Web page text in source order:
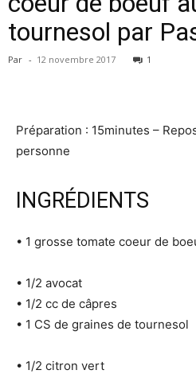
tournesol par
Par - 12 novembre 2017 1
Préparation : 15minutes –
personne
INGRÉDIENTS
• 1 grosse tomate coeur de
• 1/2 avocat
• 1/2 cc de câpres
• 1 CS de graines de tournesol
• 1/2 citron vert